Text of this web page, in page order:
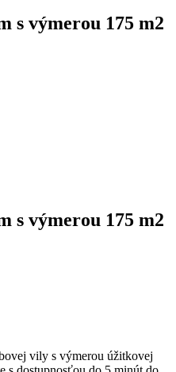
s výmerou 175 m2
s výmerou 175 m2
vily s výmerou úžitkovej